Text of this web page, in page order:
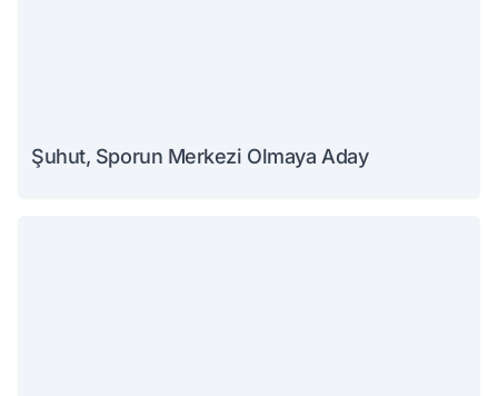
Şuhut, Sporun Merkezi Olmaya Aday